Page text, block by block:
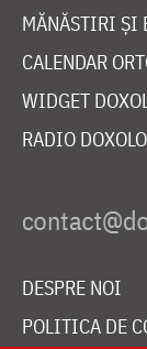
MĂNĂSTIRI ȘI
CALENDAR
WIDGET
RADIO
DESPRE NOI
POLITICA DE